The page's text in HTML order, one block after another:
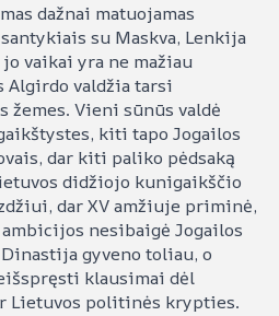
dažnai matuojamas
su Maskva, Lenkija
vaikai yra ne mažiau
Algirdo valdžia tarsi
Vieni sūnūs valdė
kiti tapo Jogailos
dar kiti paliko pėdsaką
didžiojo kunigaikščio
dar XV amžiuje priminė,
nesibaigė Jogailos
gyveno toliau, o
klausimai dėl
Lietuvos politinės krypties.